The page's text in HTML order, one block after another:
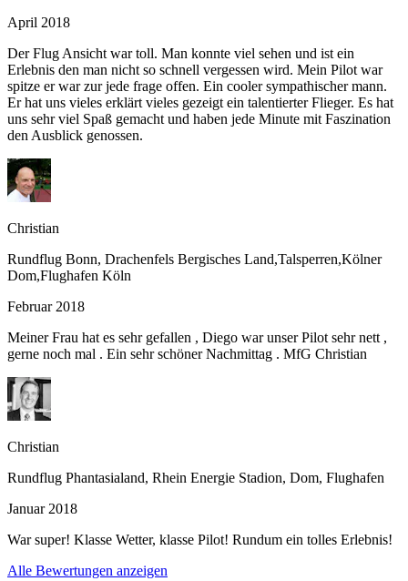
April 2018
Der Flug Ansicht war toll. Man konnte viel sehen und ist ein
Erlebnis den man nicht so schnell vergessen wird. Mein Pilot war
spitze er war zur jede frage offen. Ein cooler sympathischer mann.
Er hat uns vieles erklärt vieles gezeigt ein talentierter Flieger. Es hat
uns sehr viel Spaß gemacht und haben jede Minute mit Faszination
den Ausblick genossen.
Christian
Rundflug Bonn, Drachenfels Bergisches Land,Talsperren,Kölner
Dom,Flughafen Köln
Februar 2018
Meiner Frau hat es sehr gefallen , Diego war unser Pilot sehr nett ,
gerne noch mal . Ein sehr schöner Nachmittag . MfG Christian
Christian
Rundflug Phantasialand, Rhein Energie Stadion, Dom, Flughafen
Januar 2018
War super! Klasse Wetter, klasse Pilot! Rundum ein tolles Erlebnis!
Alle Bewertungen anzeigen